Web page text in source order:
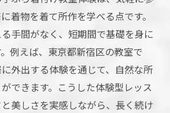
着物を着て所作を学べる点です。
手間がなく、短期間で基礎を身に
例えば、東京都新宿区の教室で
外出する体験を通じて、自然な所
できます。こうした体験型レッス
美しさを実感しながら、長く続け